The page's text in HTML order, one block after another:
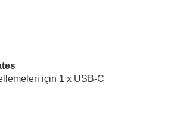
için 1 x USB‑C